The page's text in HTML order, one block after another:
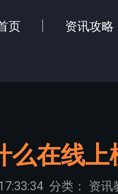
页 资讯攻略
么在线
分类： 资讯